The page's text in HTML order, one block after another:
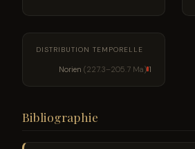
DISTRIBUTION TEMPORELLE
Norien (227.3–205.7 Ma) 1
Bibliographie